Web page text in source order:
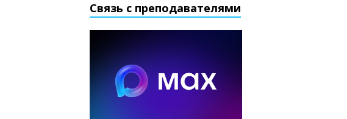
Связь с преподавателями